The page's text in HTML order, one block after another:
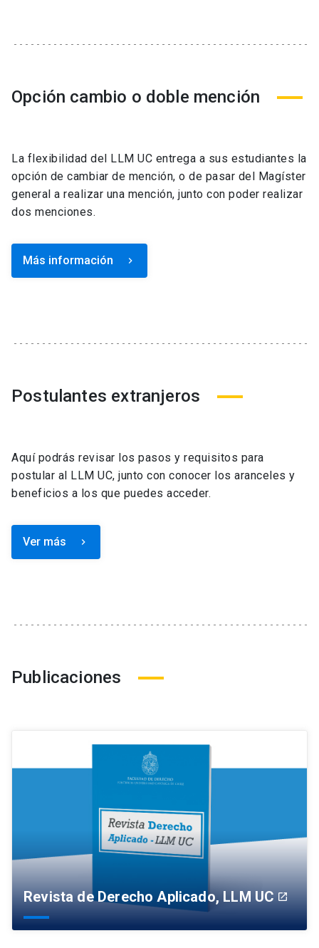
Opción cambio o doble mención
La flexibilidad del LLM UC entrega a sus estudiantes la
opción de cambiar de mención, o de pasar del Magíster
general a realizar una mención, junto con poder realizar
dos menciones.
Más información keyboard_arrow_right
Postulantes extranjeros
Aquí podrás revisar los pasos y requisitos para
postular al LLM UC, junto con conocer los aranceles y
beneficios a los que puedes acceder.
Ver más keyboard_arrow_right
Publicaciones
Revista de Derecho Aplicado, LLM UC launch